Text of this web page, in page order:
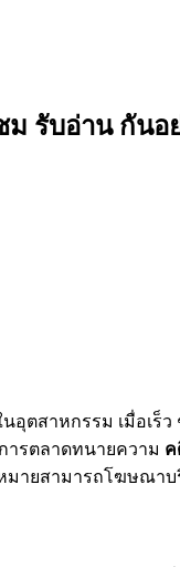
รับอ่าน กันอย่
สาหกรรม เมื่อเร็
ารตลาดทนายความ ค
มายสามารถโฆษณา